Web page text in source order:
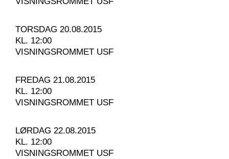
TORSDAG 20.08.2015
KL. 12:00
VISNINGSROMMET USF
FREDAG 21.08.2015
KL. 12:00
VISNINGSROMMET USF
LØRDAG 22.08.2015
KL. 12:00
VISNINGSROMMET USF